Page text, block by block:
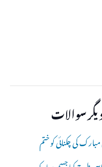
سوالات
کی چکنائی کو ختم